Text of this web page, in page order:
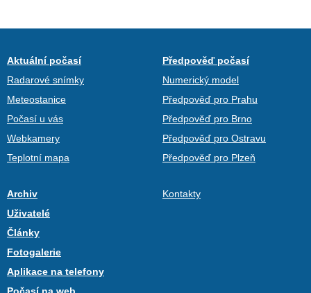
Aktuální počasí
Radarové snímky
Meteostanice
Počasí u vás
Webkamery
Teplotní mapa
Předpověď počasí
Numerický model
Předpověď pro Prahu
Předpověď pro Brno
Předpověď pro Ostravu
Předpověď pro Plzeň
Archiv
Uživatelé
Články
Fotogalerie
Aplikace na telefony
Kontakty